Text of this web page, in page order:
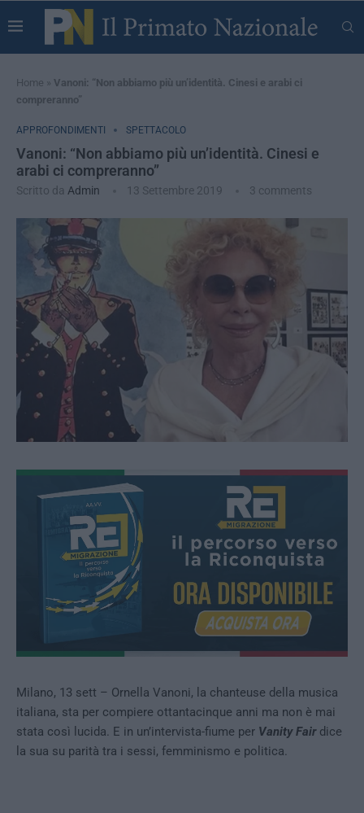
Home » Vanoni: “Non abbiamo più un’identità. Cinesi e arabi ci
compreranno”
APPROFONDIMENTI SPETTACOLO
Vanoni: “Non abbiamo più un’identità. Cinesi e
arabi ci compreranno”
Scritto da Admin 13 Settembre 2019 3 comments
Milano, 13 sett – Ornella Vanoni, la chanteuse della musica
italiana, sta per compiere ottantacinque anni ma non è mai
stata così lucida. E in un’intervista-fiume per Vanity Fair dice
la sua su parità tra i sessi, femminismo e politica.